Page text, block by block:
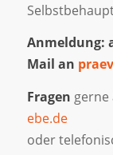
Anmeldung:
Mail an
Fragen gerne
ebe.de
oder